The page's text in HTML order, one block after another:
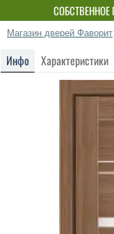
Магазин дверей Фаворит
Инфо Характеристики